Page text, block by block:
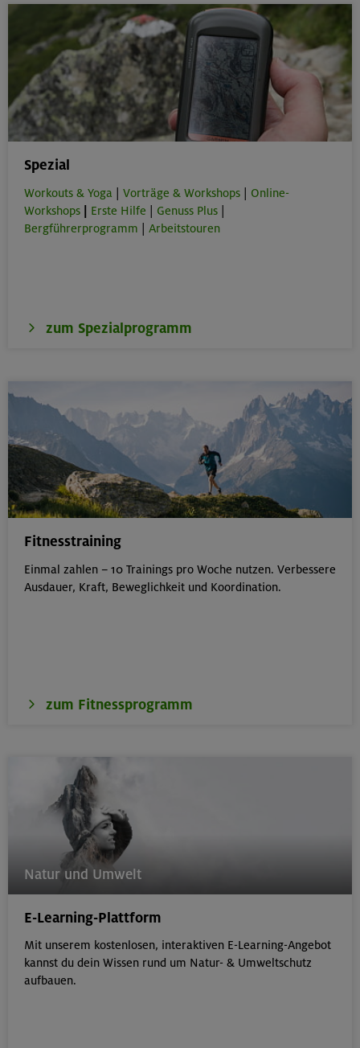
Spezial
Workouts & Yoga Vorträge & Workshops
Online-
Workshops
Erste Hilfe Genuss Plus
Bergführerprogramm
Arbeitstouren
zum Spezialprogramm
Fitnesstraining
Einmal zahlen – 10 Trainings pro Woche nutzen. Verbessere
Ausdauer, Kraft, Beweglichkeit und Koordination.
zum Fitnessprogramm
Natur und Umwelt
E-Learning-Plattform
Mit unserem kostenlosen, interaktiven E-Learning-Angebot
kannst du dein Wissen rund um Natur- & Umweltschutz
aufbauen.